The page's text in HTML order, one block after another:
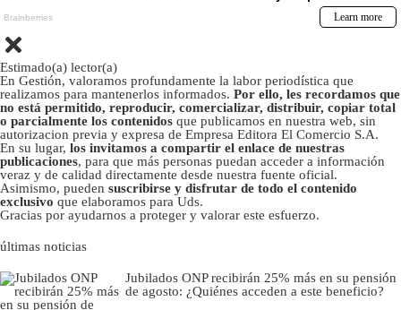
Estimado(a) lector(a)
En Gestión, valoramos profundamente la labor periodística que
realizamos para mantenerlos informados. Por ello, les recordamos que
no está permitido, reproducir, comercializar, distribuir, copiar total
o parcialmente los contenidos que publicamos en nuestra web, sin
autorizacion previa y expresa de Empresa Editora El Comercio S.A.
En su lugar, los invitamos a compartir el enlace de nuestras
publicaciones, para que más personas puedan acceder a información
veraz y de calidad directamente desde nuestra fuente oficial.
Asimismo, pueden suscribirse y disfrutar de todo el contenido
exclusivo que elaboramos para Uds.
Gracias por ayudarnos a proteger y valorar este esfuerzo.
últimas noticias
Jubilados ONP recibirán 25% más en su pensión
de agosto: ¿Quiénes acceden a este beneficio?